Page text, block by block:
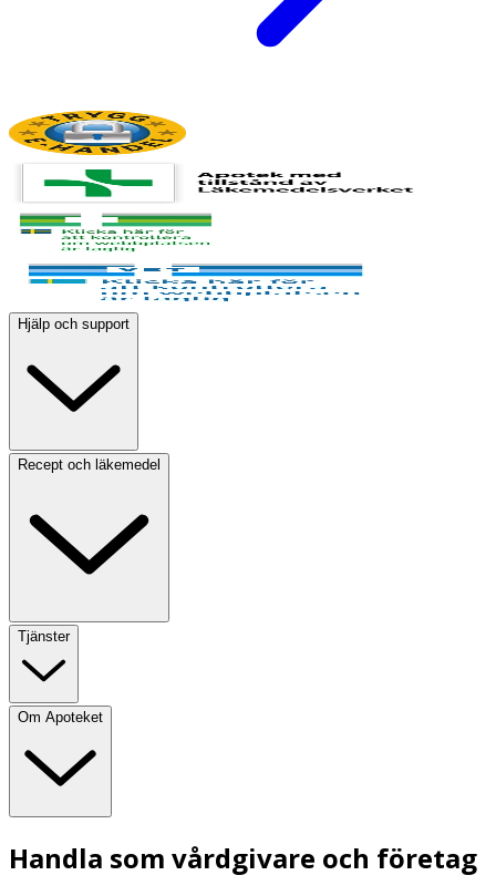
Hjälp och support
Recept och läkemedel
Tjänster
Om Apoteket
Handla som vårdgivare och företag